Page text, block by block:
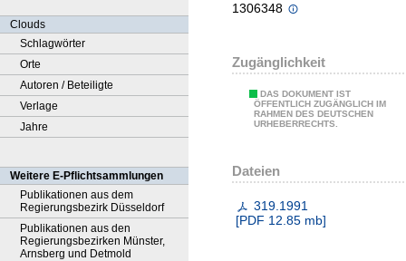
Clouds
Schlagwörter
Orte
Autoren / Beteiligte
Verlage
Jahre
Weitere E-Pflichtsammlungen
Publikationen aus dem
Regierungsbezirk Düsseldorf
Publikationen aus den
Regierungsbezirken Münster,
Arnsberg und Detmold
1306348
Zugänglichkeit
DAS DOKUMENT IST
ÖFFENTLICH ZUGÄNGLICH IM
RAHMEN DES DEUTSCHEN
URHEBERRECHTS.
Dateien
319.1991
[PDF 12.85 mb]